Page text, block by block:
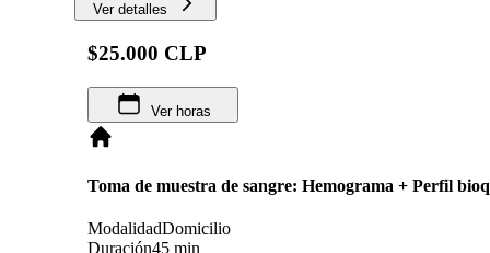
Ver detalles
$25.000 CLP
Ver horas
Toma de muestra de sangre: Hemograma + Perfil
ModalidadDomicilio
Duración45 min